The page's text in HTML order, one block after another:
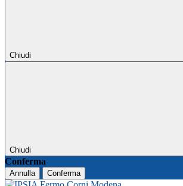
Chiudi
Chiudi
Conferma
Annulla Conferma